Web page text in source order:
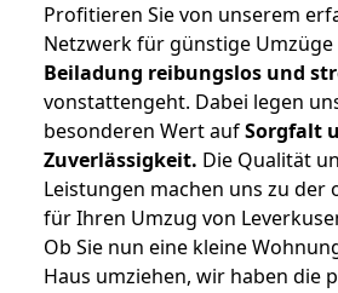
Profitieren Sie von unserem
Netzwerk für günstige
Beiladung reibungslos und
vonstattengeht. Dabei legen
besonderen Wert aufSorgfalt
Zuverlässigkeit. Die Qualität
Leistungen machen uns zu der
für Ihren Umzug von
Ob Sie nun eine kleine
Haus umziehen, wir haben die